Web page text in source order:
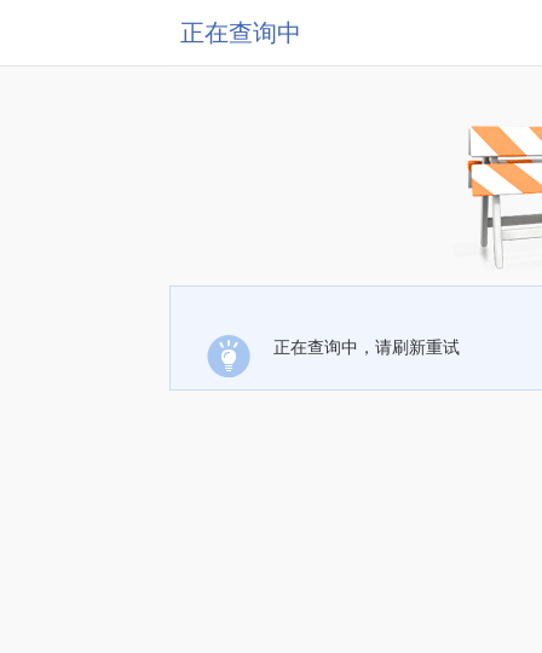
正在查询中
正在查询中，请刷新重试